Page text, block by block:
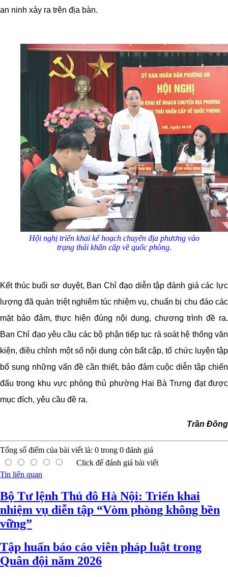
an ninh xảy ra trên địa bàn.
Hội nghị triển khai kế hoạch chuyển địa phương vào
trạng thái khẩn cấp về quốc phòng.
Kết thúc buổi sơ duyệt, Ban Chỉ đạo diễn tập đánh giá các lực
lượng đã quán triệt nghiêm túc nhiệm vụ, chuẩn bị chu đáo các
mặt bảo đảm, thực hiện đúng nội dung, chương trình đề ra.
Ban Chỉ đạo yêu cầu các bộ phận tiếp tục rà soát hệ thống văn
kiện, điều chỉnh một số nội dung còn bất cập, tổ chức luyện tập
bổ sung những vấn đề cần thiết, bảo đảm cuộc diễn tập chiến
đấu trong khu vực phòng thủ phường Hai Bà Trưng đạt được
mục đích, yêu cầu đề ra.
Trần Đông
Tổng số điểm của bài viết là: 0 trong 0 đánh giá
Click để đánh giá bài viết
Tin liên quan
Bộ Tư lệnh Thủ đô Hà Nội: Triển khai
nhiệm vụ diễn tập “Vòm phòng không bền
vững”
Tập huấn báo cáo viên pháp luật trong
Quân đội năm 2026